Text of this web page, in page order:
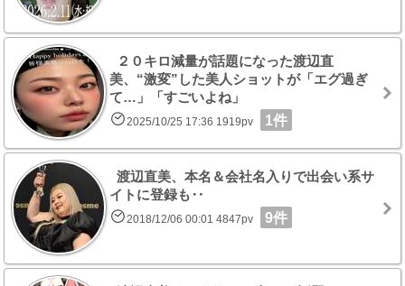
２０キロ減量が話題になった渡辺直
美、“激変”した美人ショットが「エグ過ぎ
て…」「すごいよね」
2025/10/25 17:36 1919pv 1件
渡辺直美、本名＆会社名入りで出会い系サ
イトに登録も‥
2018/12/06 00:01 4847pv 9件